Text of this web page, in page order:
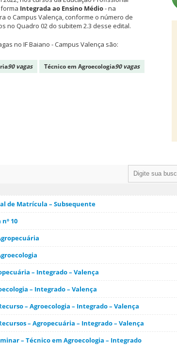
Integrada ao Ensino Médio- na
o Campus Valença, conforme o número de
no Quadro 02 do subitem 2.3 desse edital.
no IF Baiano - Campus Valença são:
90 vagas Técnico em Agroecologia90 vagas
de Matrícula – Subsequente
10
– Integrado – Valença
– Integrado – Valença
– Agroecologia – Integrado – Valença
– Agropecuária – Integrado – Valença
– Técnico em Agroecologia – Integrado